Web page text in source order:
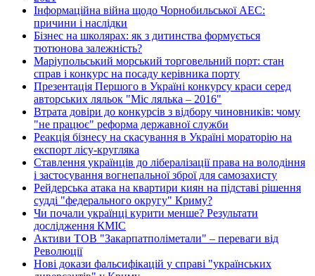
Інформаційна війна щодо Чорнобильської АЕС:
причини і наслідки
Бізнес на школярах: як з дитинства формується
тютюнова залежність?
Маріупольський морський торговельний порт: стан
справ і конкурс на посаду керівника порту
Презентація Першого в Україні конкурсу краси серед
авторських ляльок "Міс лялька – 2016"
Втрата довіри до конкурсів з відбору чиновників: чому
"не працює" реформа державної служби
Реакція бізнесу на скасування в Україні мораторію на
експорт лісу-кругляка
Ставлення українців до лібералізації права на володіння
і застосування вогнепальної зброї для самозахисту
Рейдерська атака на квартири киян на підставі рішення
судді "федерального округу" Криму?
Чи почали українці курити менше? Результати
дослідження КМІС
Активи ТОВ "Закарпатполіметали" – переваги від
Революції
Нові докази фальсифікацій у справі "українських